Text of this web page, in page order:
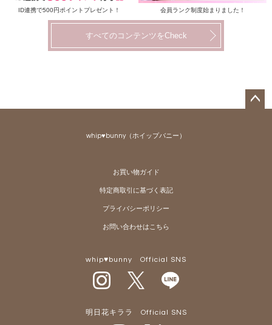
ID連携で500円ポイントプレゼント！ 会員ランク制度始まりました！
すべてのコンテンツをCheck
whip♥bunny（ホイップバニー）
お買い物ガイド
特定商取引に基づく表記
プライバシーポリシー
お問い合わせはこちら
whip♥bunny Official SNS
明日花キララ Official SNS